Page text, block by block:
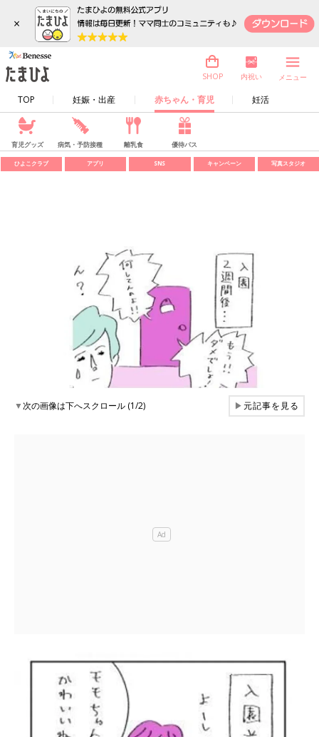
×
TOP 妊娠・出産 赤ちゃん・育児 妊活
SHOP 内祝い メニュー
育児グッズ 病気・予防接種 離乳食 優待パス
ひよこクラブ アプリ SNS キャンペーン 写真スタジオ
▼次の画像は下へスクロール (1/2) ▶元記事を見る